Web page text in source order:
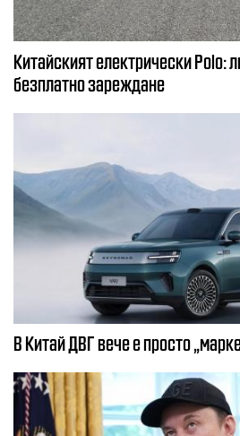
Китайският електрически Polo:
безплатно зареждане
В Китай ДВГ вече е просто